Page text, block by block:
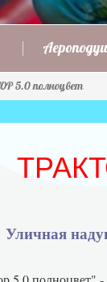
5.0 полноцвет
Уличная